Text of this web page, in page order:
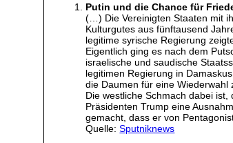
Putin und die Chance für
(…) Die Vereinigten Staaten mit
Kulturgutes aus fünftausend
legitime syrische Regierung
Eigentlich ging es nach dem
israelische und saudische
legitimen Regierung in
die Daumen für eine Wiederwahl
Die westliche Schmach dabei
Präsidenten Trump eine
gemacht, dass er von
Quelle:Sputniknews